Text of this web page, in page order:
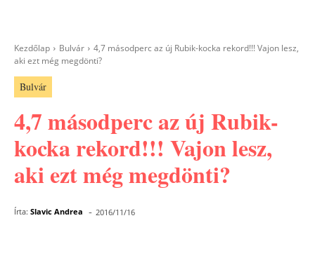
Kezdőlap Bulvár
4,7 másodperc az új Rubik-kocka rekord!!! Vajon lesz,
aki ezt még megdönti?
Bulvár
4,7 másodperc az új Rubik-
kocka rekord!!! Vajon lesz,
aki ezt még megdönti?
Írta: Slavic Andrea - 2016/11/16